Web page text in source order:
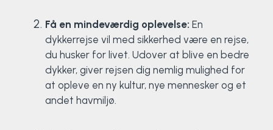
Få en mindeværdig oplevelse: En
dykkerrejse vil med sikkerhed være en rejse,
du husker for livet. Udover at blive en bedre
dykker, giver rejsen dig nemlig mulighed for
at opleve en ny kultur, nye mennesker og et
andet havmiljø.